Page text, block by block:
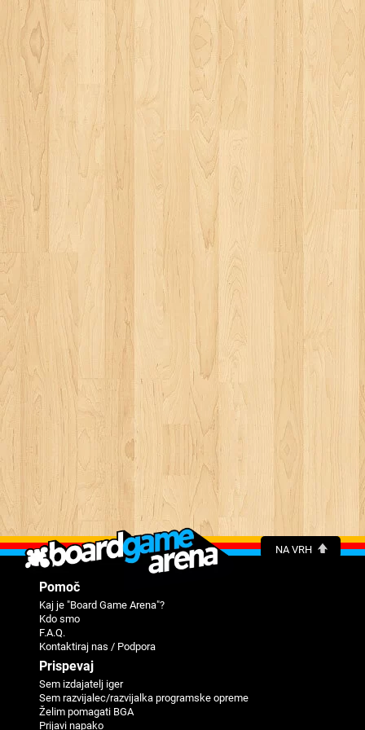
NA VRH
Pomoč
Kaj je "Board Game Arena"?
Kdo smo
F.A.Q.
Kontaktiraj nas / Podpora
Prispevaj
Sem izdajatelj iger
Sem razvijalec/razvijalka programske opreme
Želim pomagati BGA
Prijavi napako